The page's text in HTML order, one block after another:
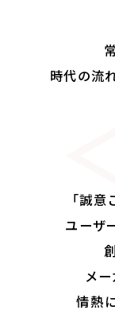
時代の流
「誠意
ユーザ
メ
情熱